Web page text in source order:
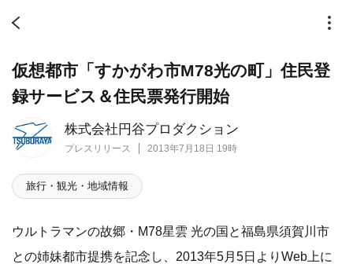
株式会社円谷プロダクション
プレスリリース 2013年7月18日 19時
仮想都市「すかがわ市M78光の町」住民登
録サービス＆住民票発行開始
旅行・観光・地域情報
ウルトラマンの故郷・M78星雲 光の国と福島県須賀川市
との姉妹都市提携を記念し、2013年5月5日よりWeb上に